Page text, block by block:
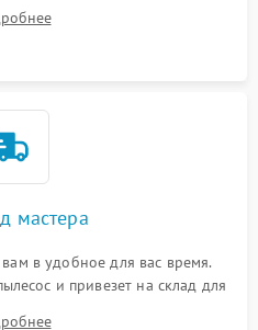
мастера
в удобное для вас время.
и привезет на склад для